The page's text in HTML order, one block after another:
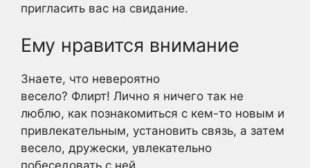
пригласить вас на свидание.
Ему нравится внимание
Знаете, что невероятно
весело? Флирт! Лично я ничего так не
люблю, как познакомиться с кем-то новым и
привлекательным, установить связь, а затем
весело, дружески, увлекательно
побеседовать с ней.